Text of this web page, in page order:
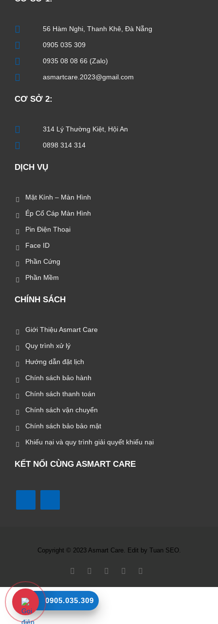
56 Hàm Nghi, Thanh Khê, Đà Nẵng
0905 035 309
0935 08 08 66 (Zalo)
asmartcare.2023@gmail.com
CƠ SỞ 2:
314 Lý Thường Kiệt, Hội An
0898 314 314
DỊCH VỤ
Mặt Kính – Màn Hình
Ép Cổ Cáp Màn Hình
Pin Điện Thoại
Face ID
Phần Cứng
Phần Mềm
CHÍNH SÁCH
Giới Thiệu Asmart Care
Quy trình xử lý
Hướng dẫn đặt lịch
Chính sách bảo hành
Chính sách thanh toán
Chính sách vận chuyển
Chính sách bảo bảo mật
Khiếu nại và quy trình giải quyết khiếu nại
KẾT NỐI CÙNG ASMART CARE
Copyright © 2023 Asmart Care. Edit by Tuan SEO.
0905.035.309